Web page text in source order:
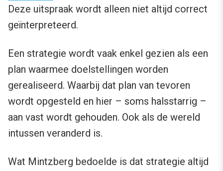
Deze uitspraak wordt alleen niet altijd correct
geïnterpreteerd.
Een strategie wordt vaak enkel gezien als een
plan waarmee doelstellingen worden
gerealiseerd. Waarbij dat plan van tevoren
wordt opgesteld en hier – soms halsstarrig –
aan vast wordt gehouden. Ook als de wereld
intussen veranderd is.
Wat Mintzberg bedoelde is dat strategie altijd